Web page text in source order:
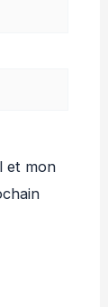
et mon